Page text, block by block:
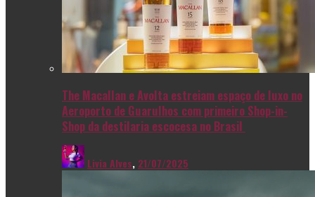
The Macallan e Avolta estreiam espaço de luxo no
Aeroporto de Guarulhos com primeiro Shop-in-
Shop da destilaria escocesa no Brasil
Livia Alves, 21/07/2025